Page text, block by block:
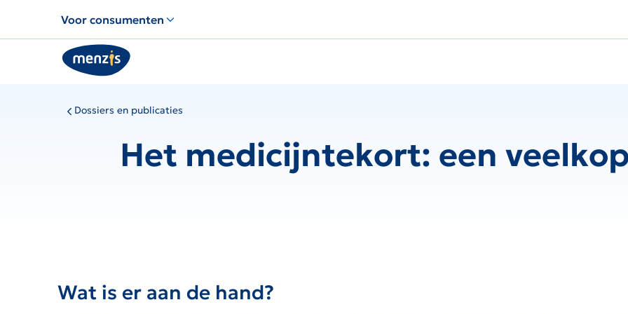
voor
snelle
navigatie
Voor consumenten
Dossiers en publicaties
Het medicijntekort: een
Wat is er aan de hand?